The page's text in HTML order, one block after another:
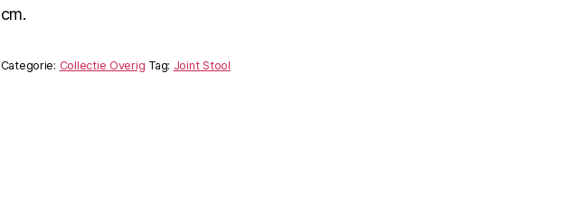
cm.
Categorie: Collectie Overig Tag: Joint Stool